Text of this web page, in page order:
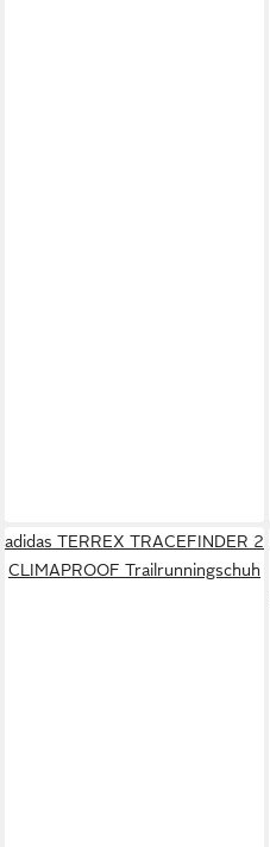
adidas TERREX TRACEFINDER 2
CLIMAPROOF Trailrunningschuh